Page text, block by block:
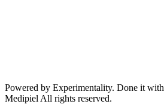
Powered by Experimentality. Done it with
Medipiel All rights reserved.